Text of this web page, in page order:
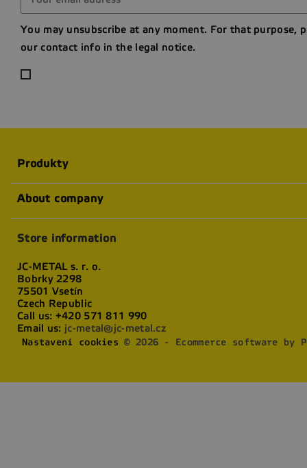
You may unsubscribe at any moment. For that purpose,
our contact info in the legal notice.
Produkty
About company
Store information
JC-METAL s. r. o.
Bobrky 2298
75501 Vsetín
Czech Republic
Call us: +420 571 811 990
Email us: jc-metal@jc-metal.cz
Nastavení cookies © 2026 - Ecommerce software by